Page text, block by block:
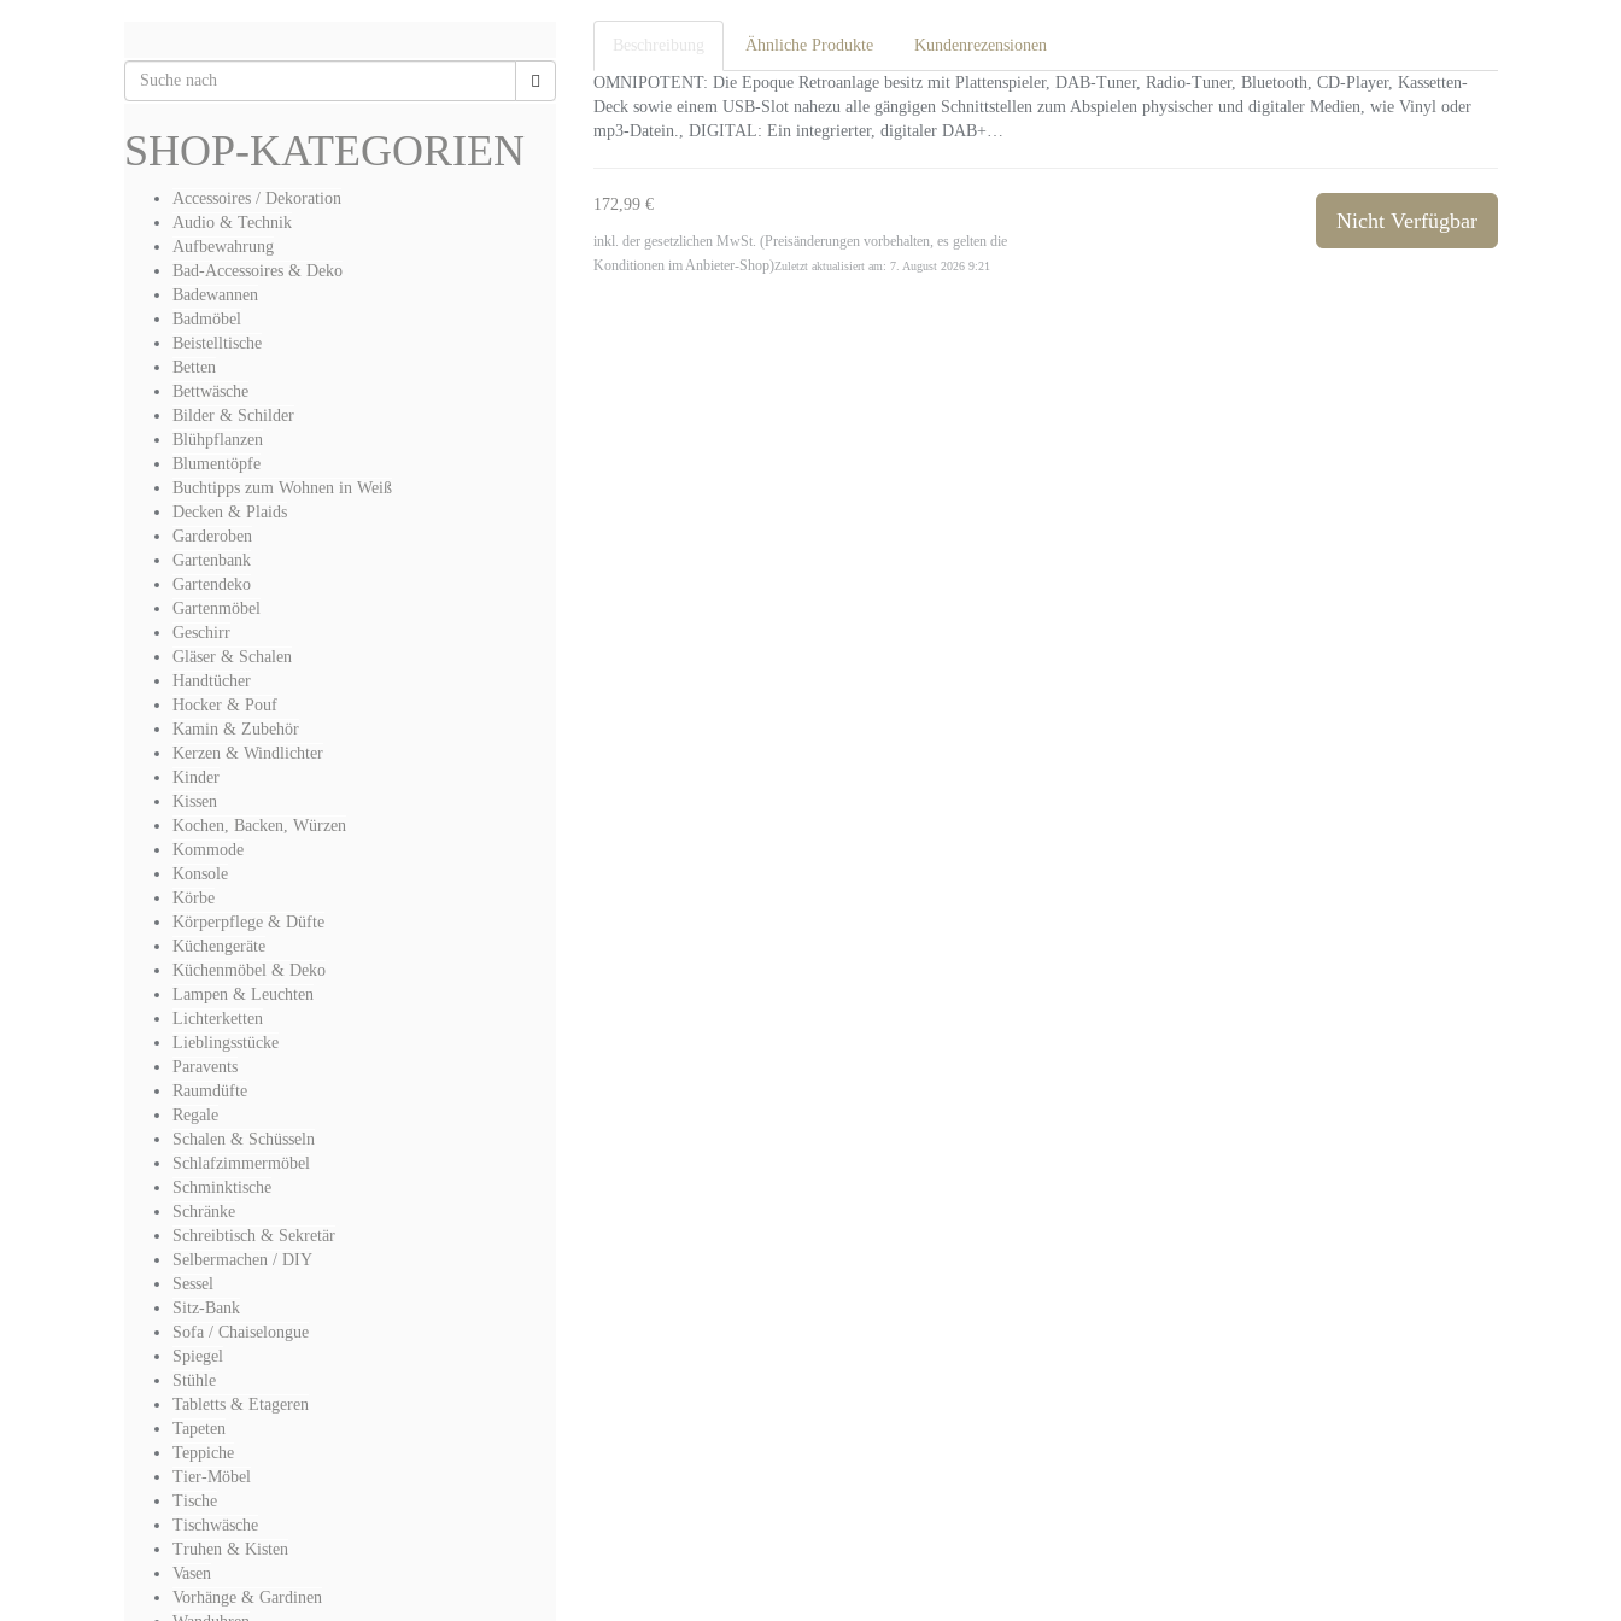
Beschreibung Ähnliche Produkte Kundenrezensionen
OMNIPOTENT: Die Epoque Retroanlage besitz mit Plattenspieler, DAB-Tuner, Radio-Tuner, Bluetooth, CD-Player, Kassetten-
Deck sowie einem USB-Slot nahezu alle gängigen Schnittstellen zum Abspielen physischer und digitaler Medien, wie Vinyl oder
mp3-Datein., DIGITAL: Ein integrierter, digitaler DAB+…
172,99 €
inkl. der gesetzlichen MwSt. (Preisänderungen vorbehalten, es gelten die
Konditionen im Anbieter-Shop)Zuletzt aktualisiert am: 7. August 2026 9:21
Nicht Verfügbar
SHOP-KATEGORIEN
Accessoires / Dekoration
Audio & Technik
Aufbewahrung
Bad-Accessoires & Deko
Badewannen
Badmöbel
Beistelltische
Betten
Bettwäsche
Bilder & Schilder
Blühpflanzen
Blumentöpfe
Buchtipps zum Wohnen in Weiß
Decken & Plaids
Garderoben
Gartenbank
Gartendeko
Gartenmöbel
Geschirr
Gläser & Schalen
Handtücher
Hocker & Pouf
Kamin & Zubehör
Kerzen & Windlichter
Kinder
Kissen
Kochen, Backen, Würzen
Kommode
Konsole
Körbe
Körperpflege & Düfte
Küchengeräte
Küchenmöbel & Deko
Lampen & Leuchten
Lichterketten
Lieblingsstücke
Paravents
Raumdüfte
Regale
Schalen & Schüsseln
Schlafzimmermöbel
Schminktische
Schränke
Schreibtisch & Sekretär
Selbermachen / DIY
Sessel
Sitz-Bank
Sofa / Chaiselongue
Spiegel
Stühle
Tabletts & Etageren
Tapeten
Teppiche
Tier-Möbel
Tische
Tischwäsche
Truhen & Kisten
Vasen
Vorhänge & Gardinen